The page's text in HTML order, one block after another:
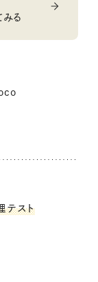
みる
テスト